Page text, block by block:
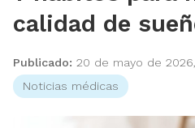
calidad de
Publicado: 20 de mayo de
Noticias médicas